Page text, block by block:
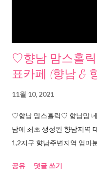
♡향남 맘스홀
표카페 (향남 &
11월 10, 2021
♡향남 맘스홀릭♡ 향남맘
남에 최초 생성된 향남지역
1,2지구 향남주변지역 엄마
공유 댓글 쓰기